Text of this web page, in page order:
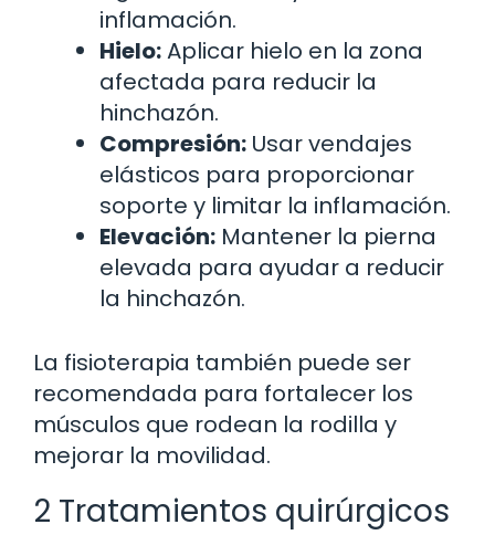
inflamación.
Hielo:Aplicar hielo en la zona
afectada para reducir la
hinchazón.
Compresión: Usar vendajes
elásticos para proporcionar
soporte y limitar la inflamación.
Elevación: Mantener la pierna
elevada para ayudar a reducir
la hinchazón.
La fisioterapia también puede ser
recomendada para fortalecer los
músculos que rodean la rodilla y
mejorar la movilidad.
2 Tratamientos quirúrgicos